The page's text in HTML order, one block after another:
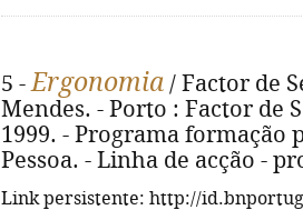
5 -Ergonomia / Factor de
Mendes. - Porto : Factor de
1999. - Programa formação
Pessoa. - Linha de acção -
Link persistente: http://